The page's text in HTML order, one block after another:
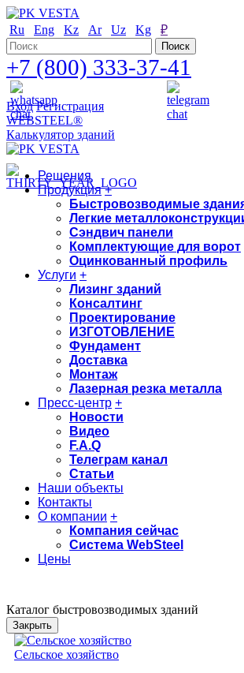
Ru Eng Kz Ar Uz Kg ₽
+7 (800) 333-37-41
Вход Регистрация
WEBSTEEL®
Калькулятор зданий
Решения
Продукция +
Быстровозводимые
Легкие
Сэндвич панели
Комплектующие для ворот
Оцинкованный профиль
Услуги +
Лизинг зданий
Консалтинг
Проектирование
ИЗГОТОВЛЕНИЕ
Фундамент
Доставка
Монтаж
Лазерная резка металла
Пресс-центр +
Новости
Видео
F.A.Q
Телеграм канал
Статьи
Наши объекты
Контакты
О компании +
Компания сейчас
Система WebSteel
Цены
Каталог быстровозводимых зданий
Закрыть
Сельское хозяйство